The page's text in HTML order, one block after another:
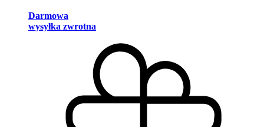
Darmowa
wysyłka zwrotna